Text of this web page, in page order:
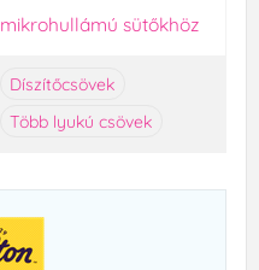
mikrohullámú sütőkhöz
Díszítőcsövek
Több lyukú csövek